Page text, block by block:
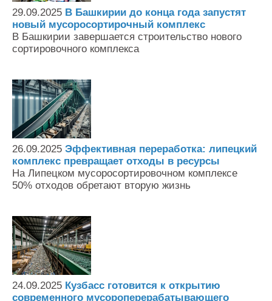
29.09.2025 В Башкирии до конца года запустят
новый мусоросортирочный комплекс
В Башкирии завершается строительство нового
сортировочного комплекса
26.09.2025 Эффективная переработка: липецкий
комплекс превращает отходы в ресурсы
На Липецком мусоросортировочном комплексе
50% отходов обретают вторую жизнь
24.09.2025 Кузбасс готовится к открытию
современного мусороперерабатывающего